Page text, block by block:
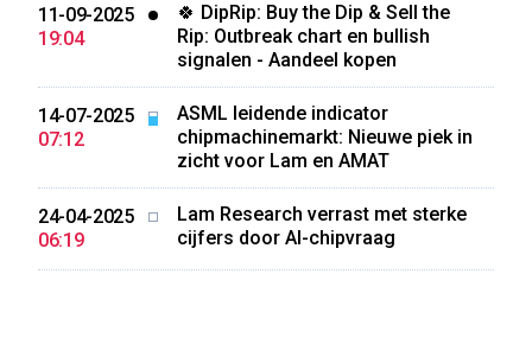
11-09-2025
19:04
🍀 DipRip: Buy the Dip & Sell the
Rip: Outbreak chart en bullish
signalen - Aandeel kopen
14-07-2025
07:12
ASML leidende indicator
chipmachinemarkt: Nieuwe piek in
zicht voor Lam en AMAT
24-04-2025
06:19
Lam Research verrast met sterke
cijfers door AI-chipvraag